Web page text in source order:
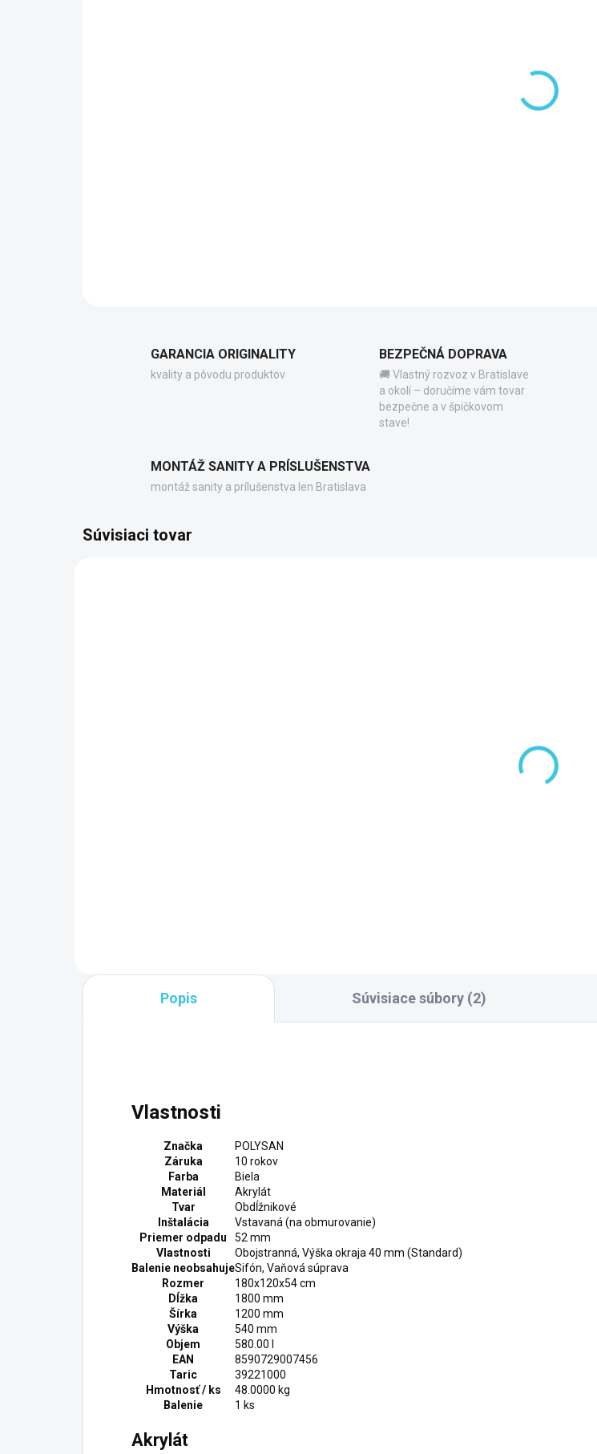
GARANCIA ORIGINALITY
kvality a pôvodu produktov
BEZPEČNÁ DOPRAVA
🚚 Vlastný rozvoz v Bratislave
a okolí – doručíme vám tovar
bezpečne a v špičkovom
stave!
MONTÁŽ SANITY A PRÍSLUŠENSTVA
montáž sanity a prílušenstva len Bratislava
Súvisiaci tovar
Popis Súvisiace súbory (2)
Vlastnosti
Značka
POLYSAN
Záruka
10 rokov
Farba
Biela
Materiál
Akrylát
Tvar
Obdĺžnikové
Inštalácia
Vstavaná (na obmurovanie)
Priemer odpadu
52 mm
Vlastnosti
Obojstranná, Výška okraja 40 mm (Standard)
Balenie neobsahujeSifón, Vaňová súprava
Rozmer
180x120x54 cm
Dĺžka
1800 mm
Šírka
1200 mm
Výška
540 mm
Objem
580.00 l
EAN
8590729007456
Taric
39221000
Hmotnosť / ks
48.0000 kg
Balenie
1 ks
Akrylát